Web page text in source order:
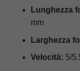
Lunghezza
mm
Larghezza
Velocità: 5/